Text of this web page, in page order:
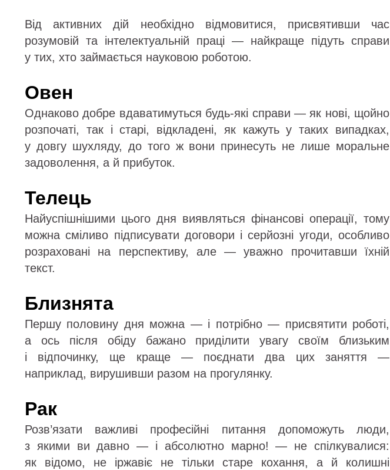
Від активних дій необхідно відмовитися, присвятивши час
розумовій та інтелектуальній праці — найкраще підуть справи
у тих, хто займається науковою роботою.
Овен
Однаково добре вдаватимуться будь-які справи — як нові, щойно
розпочаті, так і старі, відкладені, як кажуть у таких випадках,
у довгу шухляду, до того ж вони принесуть не лише моральне
задоволення, а й прибуток.
Телець
Найуспішнішими цього дня виявляться фінансові операції, тому
можна сміливо підписувати договори і серйозні угоди, особливо
розраховані на перспективу, але — уважно прочитавши їхній
текст.
Близнята
Першу половину дня можна — і потрібно — присвятити роботі,
а ось після обіду бажано приділити увагу своїм близьким
і відпочинку, ще краще — поєднати два цих заняття —
наприклад, вирушивши разом на прогулянку.
Рак
Розв’язати важливі професійні питання допоможуть люди,
з якими ви давно — і абсолютно марно! — не спілкувалися:
як відомо, не іржавіє не тільки старе кохання, а й колишні